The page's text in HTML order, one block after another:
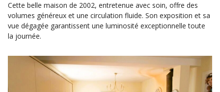
Cette belle maison de 2002, entretenue avec soin, offre des
volumes généreux et une circulation fluide. Son exposition et sa
vue dégagée garantissent une luminosité exceptionnelle toute
la journée.